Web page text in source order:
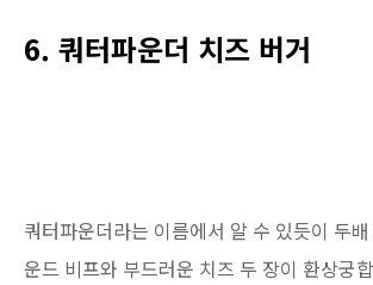
6. 쿼터파운더 치즈 버거
쿼터파운더라는 이름에서 알 수 있듯이 두
운드 비프와 부드러운 치즈 두 장이 환상궁